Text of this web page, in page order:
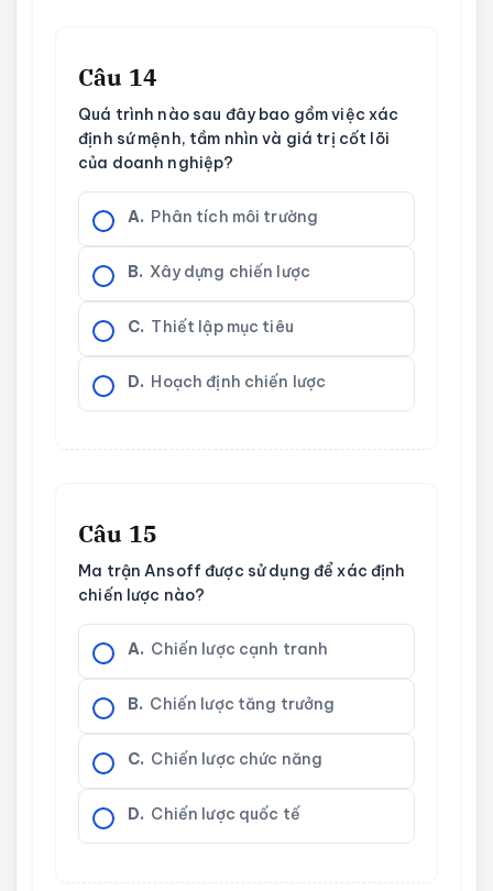
Câu 14
Quá trình nào sau đây bao gồm việc xác
định sứ mệnh, tầm nhìn và giá trị cốt lõi
của doanh nghiệp?
A. Phân tích môi trường
B. Xây dựng chiến lược
C. Thiết lập mục tiêu
D. Hoạch định chiến lược
Câu 15
Ma trận Ansoff được sử dụng để xác định
chiến lược nào?
A. Chiến lược cạnh tranh
B. Chiến lược tăng trưởng
C. Chiến lược chức năng
D. Chiến lược quốc tế